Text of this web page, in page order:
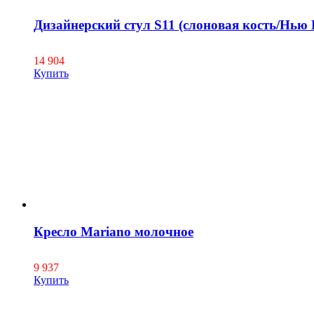
Дизайнерский стул S11 (слоновая кость/
14 904
Купить
Кресло Mariano молочное
9 937
Купить